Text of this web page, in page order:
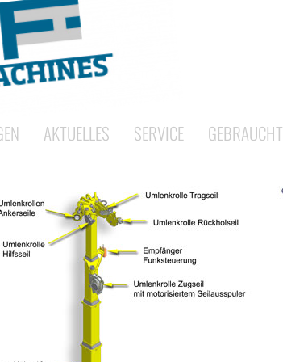
AKTUELLES SERVICE GEBRAUCHT